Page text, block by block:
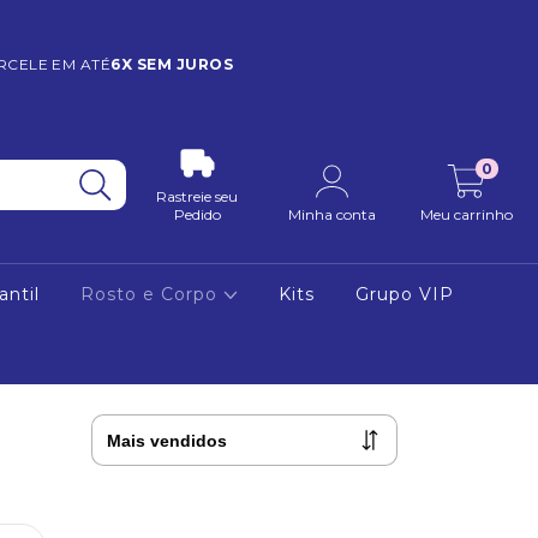
EM ATÉ6X SEM JUROS
Rastreie seu
Pedido
Minha conta Meu carrinho
0
Rosto e Corpo Kits Grupo VIP